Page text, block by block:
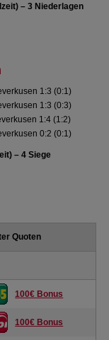
– 3 Niederlagen
1:3 (0:1)
1:3 (0:3)
1:4 (1:2)
0:2 (0:1)
– 4 Siege
Quoten
100€ Bonus
100€ Bonus